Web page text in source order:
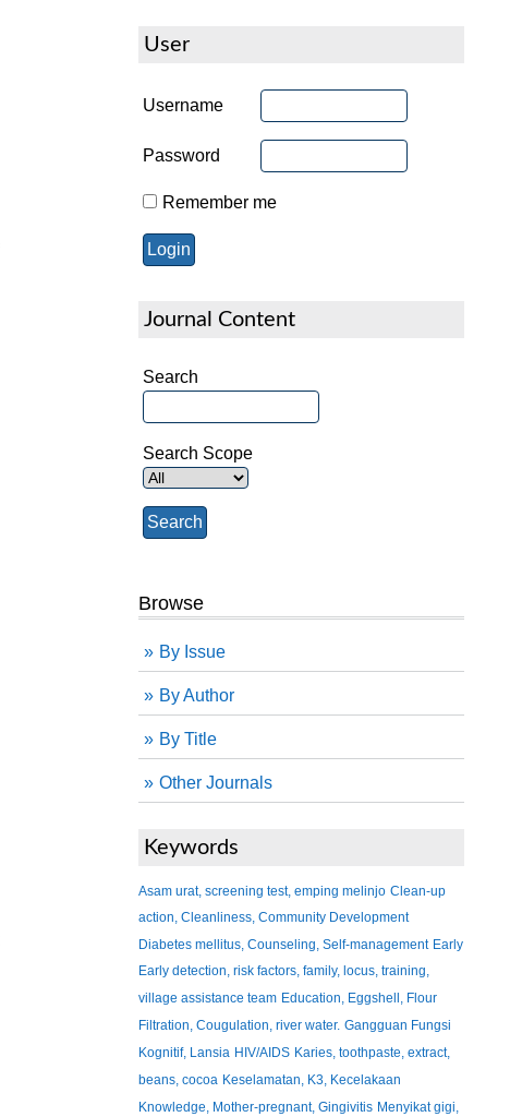
User
Username
Password
Remember me
Journal Content
Search
Search Scope
Browse
By Issue
By Author
By Title
Other Journals
Keywords
Asam urat, screening test, emping melinjo Clean-up
action, Cleanliness, Community Development
Diabetes mellitus, Counseling, Self-management Early
Early detection, risk factors, family, locus, training,
village assistance team Education, Eggshell, Flour
Filtration, Cougulation, river water. Gangguan Fungsi
Kognitif, Lansia HIV/AIDS Karies, toothpaste, extract,
beans, cocoa Keselamatan, K3, Kecelakaan
Knowledge, Mother-pregnant, Gingivitis Menyikat gigi,